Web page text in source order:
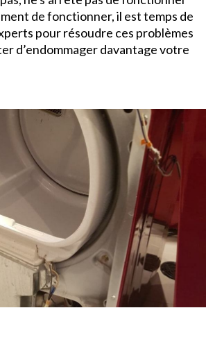
de fonctionner, il est temps de
pour résoudre ces problèmes
d’endommager davantage votre